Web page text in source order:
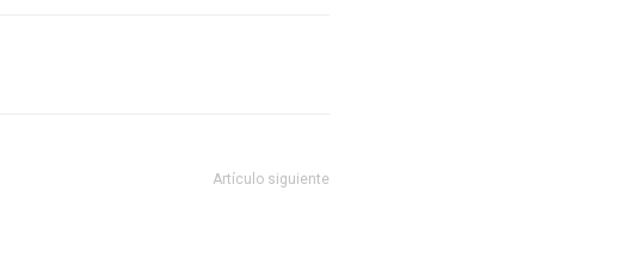
Artículo siguiente